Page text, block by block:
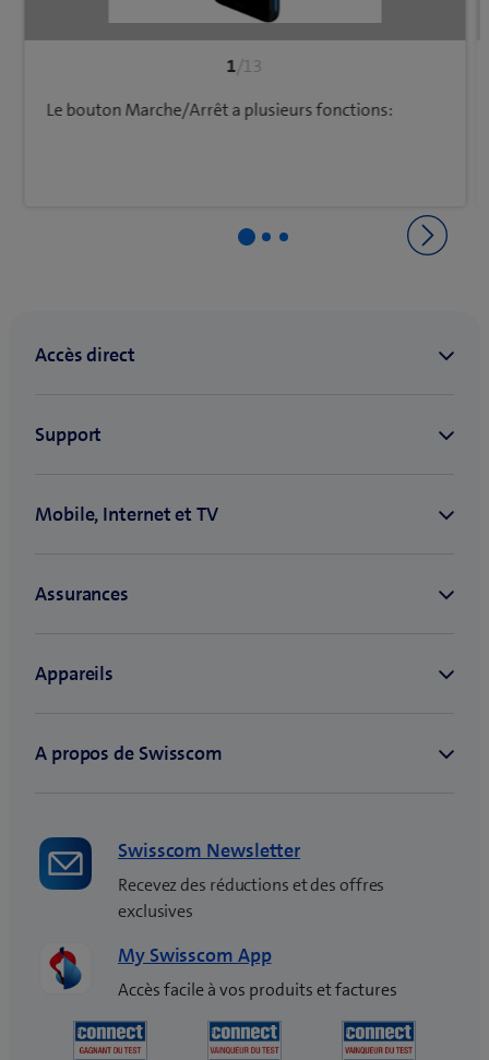
1 /13
Le bouton Marche/Arrêt a plusieurs fonctions:
Swisscom Newsletter
Recevez des réductions et des offres
exclusives
My Swisscom App
Accès facile à vos produits et factures